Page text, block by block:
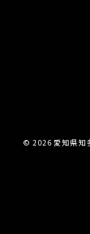
© 2026 愛知県知